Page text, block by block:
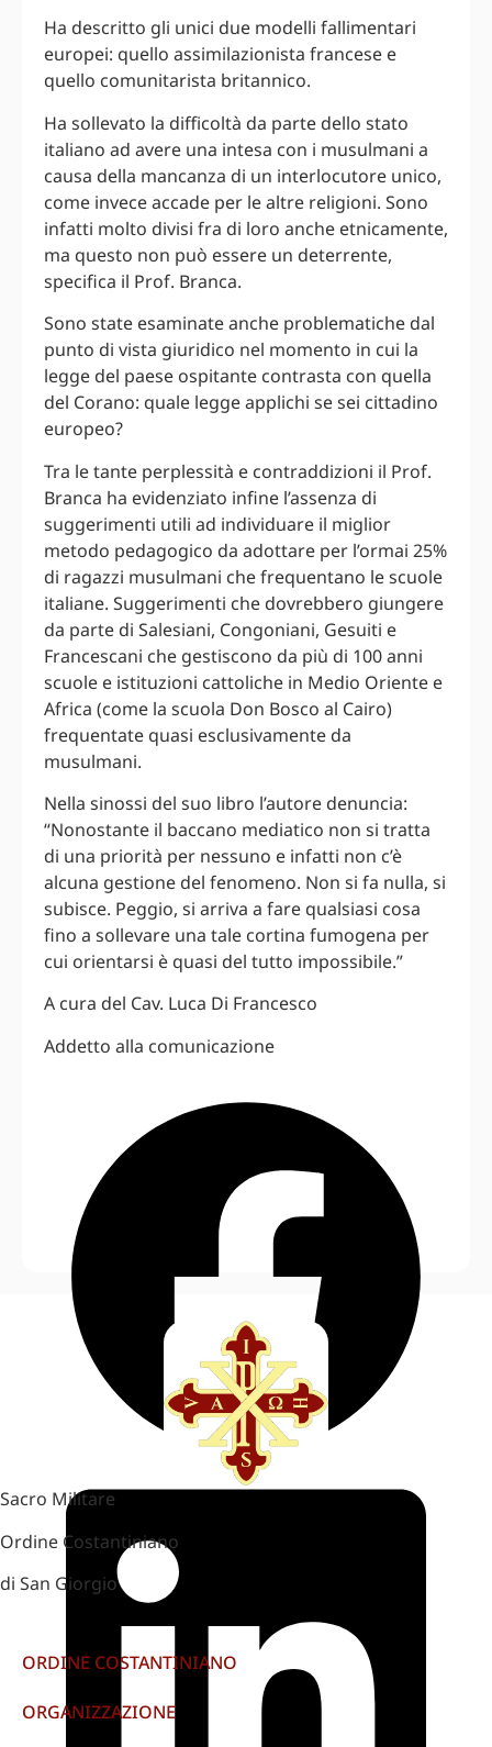
Ha descritto gli unici due modelli fallimentari
europei: quello assimilazionista francese e
quello comunitarista britannico.
Ha sollevato la difficoltà da parte dello stato
italiano ad avere una intesa con i musulmani a
causa della mancanza di un interlocutore unico,
come invece accade per le altre religioni. Sono
infatti molto divisi fra di loro anche etnicamente,
ma questo non può essere un deterrente,
specifica il Prof. Branca.
Sono state esaminate anche problematiche dal
punto di vista giuridico nel momento in cui la
legge del paese ospitante contrasta con quella
del Corano: quale legge applichi se sei cittadino
europeo?
Tra le tante perplessità e contraddizioni il Prof.
Branca ha evidenziato infine l’assenza di
suggerimenti utili ad individuare il miglior
metodo pedagogico da adottare per l’ormai 25%
di ragazzi musulmani che frequentano le scuole
italiane. Suggerimenti che dovrebbero giungere
da parte di Salesiani, Congoniani, Gesuiti e
Francescani che gestiscono da più di 100 anni
scuole e istituzioni cattoliche in Medio Oriente e
Africa (come la scuola Don Bosco al Cairo)
frequentate quasi esclusivamente da
musulmani.
Nella sinossi del suo libro l’autore denuncia:
“Nonostante il baccano mediatico non si tratta
di una priorità per nessuno e infatti non c’è
alcuna gestione del fenomeno. Non si fa nulla, si
subisce. Peggio, si arriva a fare qualsiasi cosa
fino a sollevare una tale cortina fumogena per
cui orientarsi è quasi del tutto impossibile.”
A cura del Cav. Luca Di Francesco
Addetto alla comunicazione
Sacro Militare
Ordine Costantiniano
di San Giorgio
ORDINE COSTANTINIANO
ORGANIZZAZIONE